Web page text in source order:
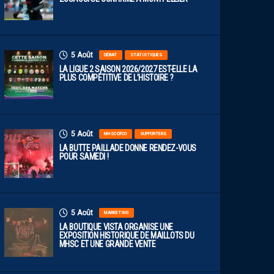
5 Août DÉBAT STATISTIQUES
LA LIGUE 2 SAISON 2026/2027 EST-ELLE LA
PLUS COMPÉTITIVE DE L’HISTOIRE ?
5 Août MHSC-DFCO SUPPORTERS
LA BUTTE PAILLADE DONNE RENDEZ-VOUS
POUR SAMEDI !
5 Août MARKETING
LA BOUTIQUE VISTA ORGANISE UNE
EXPOSITION HISTORIQUE DE MAILLOTS DU
MHSC ET UNE GRANDE VENTE